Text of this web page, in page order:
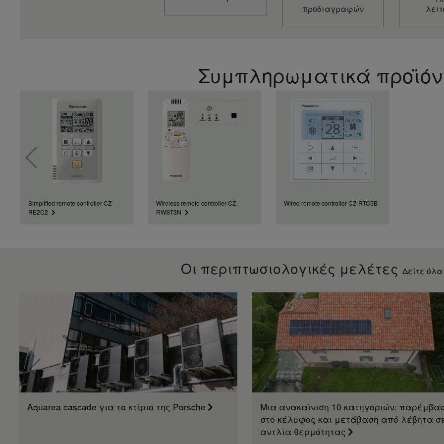
προδιαγραφών
Συμπληρωματικά
Simplified remote controller CZ-
RE2C2
Wireless remote controller CZ-
RWST3N
Wired remote controller CZ-RTC5B
Οι περιπτωσιολογικές μελέτες Δείτε
Aquarea cascade για το κτίριο της Porsche
Μια ανακαίνιση 10 κατηγοριών:
στο κέλυφος και μετάβαση από λέβητα
αντλία θερμότητας